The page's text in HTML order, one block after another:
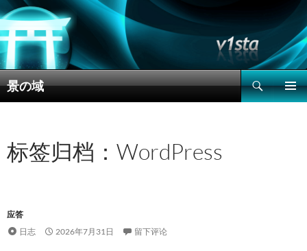
景の域
搜
索
文
标签归档：WordPress
应答
日志
2026年7月31日 留下评论